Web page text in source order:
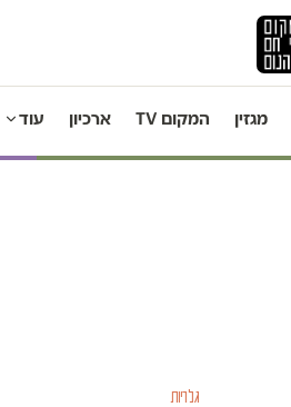
מגזין המקום TV ארכיון עוד
גלריות